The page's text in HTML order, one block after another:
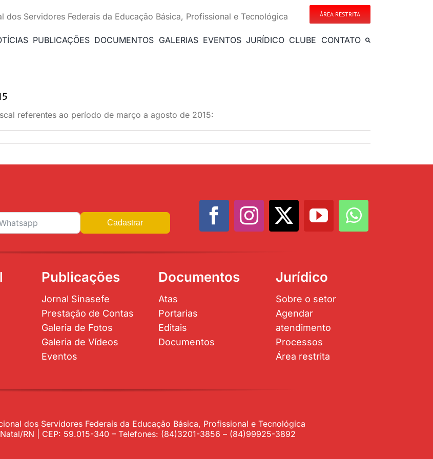
dos Servidores Federais da Educação Básica, Profissional e Tecnológica ÁREA RESTRITA
PUBLICAÇÕES DOCUMENTOS GALERIAS EVENTOS JURÍDICO CLUBE CONTATO
referentes ao período de março a agosto de 2015:
Cadastrar
Publicações
Jornal Sinasefe
Prestação de Contas
Galeria de Fotos
Galeria de Vídeos
Eventos
Documentos
Atas
Portarias
Editais
Documentos
Jurídico
Sobre o setor
Agendar
atendimento
Processos
Área restrita
dos Servidores Federais da Educação Básica, Profissional e Tecnológica
RN | CEP: 59.015-340 – Telefones: (84)3201-3856 – (84)99925-3892